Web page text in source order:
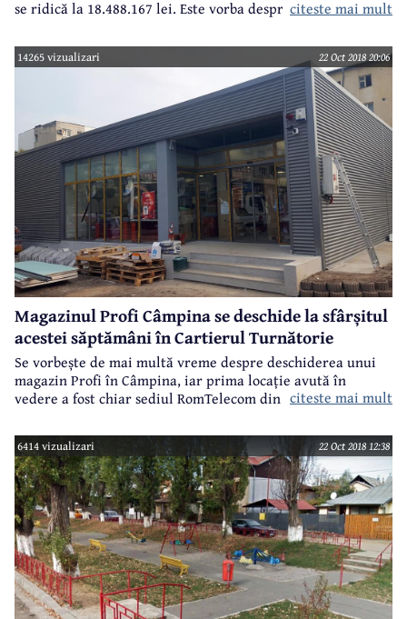
se ridică la 18.488.167 lei. Este vorba despre taxe și
economici, până la al doilea termen scadent - 30
septembrie 2018.
citeste mai mult
14265 vizualizari 22 Oct 2018 20:06
Magazinul Profi Câmpina se deschide la sfârșitul
acestei săptămâni în Cartierul Turnătorie
Se vorbește de mai multă vreme despre deschiderea unui
magazin Profi în Câmpina, iar prima locație avută în
vedere a fost chiar sediul RomTelecom din centrul
necesare. Asta, în vara anului trecut. Apoi lucrurile trenau,
existau complicații legate de aprovizionare, de spațiile
verzi din jurul clădirii, pentru ca, într-un final, să fie aleasă
o altă locație. Este vorba despre un spațiu în Cartierul
Turnătorie, pe Strada Ecaterina Teodoroiu, nr.17.
citeste mai mult
6414 vizualizari 22 Oct 2018 12:38